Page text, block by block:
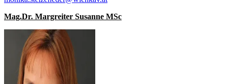
Mag.Dr. Margreiter Susanne MSc